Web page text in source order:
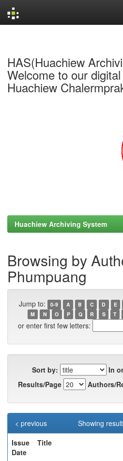
HAS(Huachiew
Welcome to our
Huachiew
Huachiew Archiving System
Browsing by
Phumpuang
Jump to: 0-9 A B C D E
M
N O P Q R S T
or enter first few letters:
Sort by:
In
Results/Page
Authors/
Showing
< previous
Issue
Date
Title